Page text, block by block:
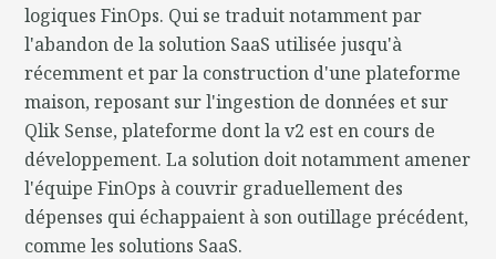
logiques FinOps. Qui se traduit notamment par
l'abandon de la solution SaaS utilisée jusqu'à
récemment et par la construction d'une plateforme
maison, reposant sur l'ingestion de données et sur
Qlik Sense, plateforme dont la v2 est en cours de
développement. La solution doit notamment amener
l'équipe FinOps à couvrir graduellement des
dépenses qui échappaient à son outillage précédent,
comme les solutions SaaS.